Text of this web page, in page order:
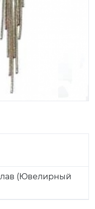
(Ювелирный